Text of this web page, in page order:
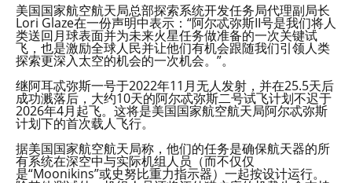
美国国家航空航天局总部探索系统开发任务局代理副局长
Lori Glaze在一份声明中表示：“阿尔忒弥斯II号是我们将人
类送回月球表面并为未来火星任务做准备的一次关键试
飞，也是激励全球人民并让他们有机会跟随我们引领人类
探索更深入太空的机会的一次机会。”。
继阿耳忒弥斯一号于2022年11月无人发射，并在25.5天后
成功溅落后，大约10天的阿尔忒弥斯二号试飞计划不迟于
2026年4月起飞。这将是美国国家航空航天局阿尔忒弥斯
计划下的首次载人飞行。
据美国国家航空航天局称，他们的任务是确保航天器的所
有系统在深空中与实际机组人员（而不仅仅
是“Moonikins”或史努比重力指示器）一起按设计运行。